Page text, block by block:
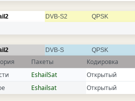
DVB-S2 QPSK
DVB-S QPSK
Пакеты Кодировка
EshailSat Открытый
Eshailsat Открытый